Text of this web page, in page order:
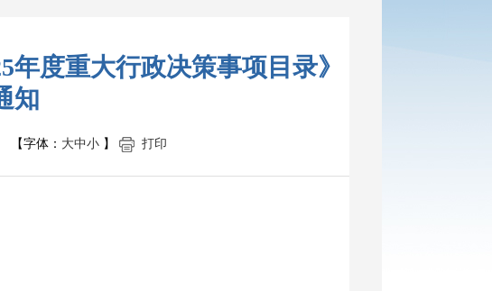
度重大行政决策事项目录》
知
字体： 大中小】 打印